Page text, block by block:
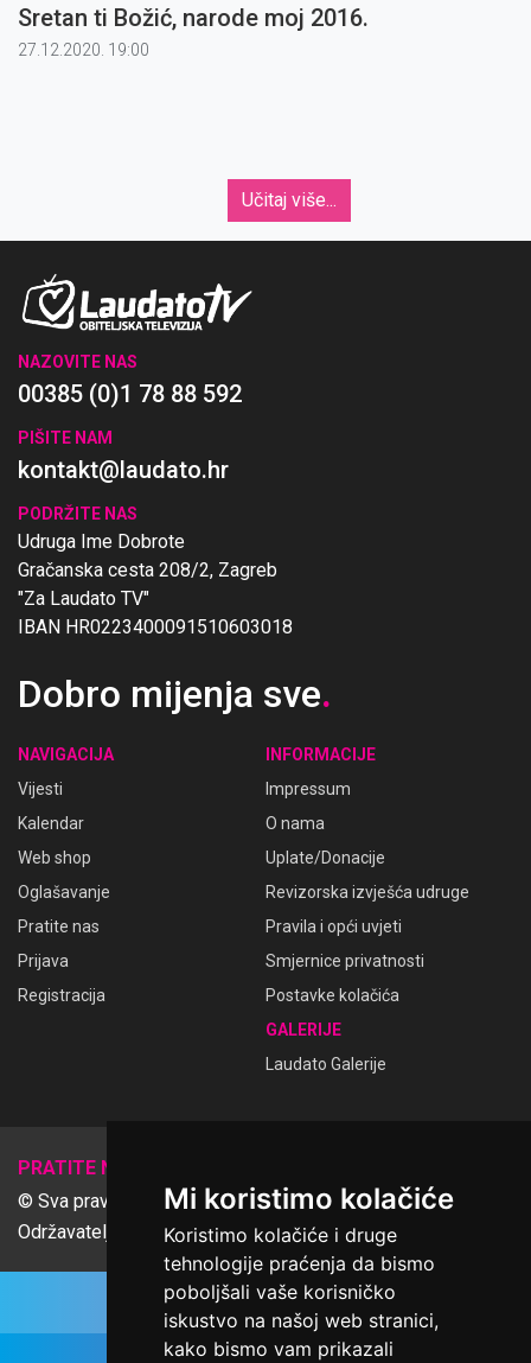
Mi koristimo kolačiće
Koristimo kolačiće i druge
tehnologije praćenja da bismo
poboljšali vaše korisničko
iskustvo na našoj web stranici,
kako bismo vam prikazali
Sretan ti Božić, narode moj 2016.
27.12.2020. 19:00
Učitaj više...
NAZOVITE NAS
00385 (0)1 78 88 592
PIŠITE NAM
kontakt@laudato.hr
PODRŽITE NAS
Udruga Ime Dobrote
Gračanska cesta 208/2, Zagreb
"Za Laudato TV"
IBAN HR0223400091510603018
Dobro mijenja sve.
NAVIGACIJA
Vijesti
Kalendar
Web shop
Oglašavanje
Pratite nas
Prijava
Registracija
INFORMACIJE
Impressum
O nama
Uplate/Donacije
Revizorska izvješća udruge
Pravila i opći uvjeti
Smjernice privatnosti
Postavke kolačića
GALERIJE
Laudato Galerije
PRATITE NAS
© Sva prava pridržana Udruga Ime dobrote
Održavatelj Netcom d.o.o., Riva 6, Rijeka